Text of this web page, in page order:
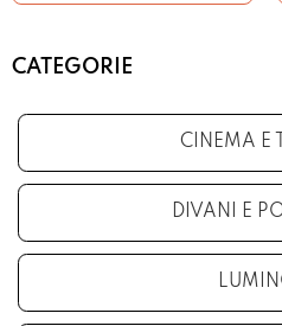
CATEGORIE
CINEMA E
DIVANI E